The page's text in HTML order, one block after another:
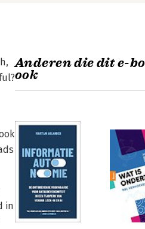
in
Anderen die dit e-
ook